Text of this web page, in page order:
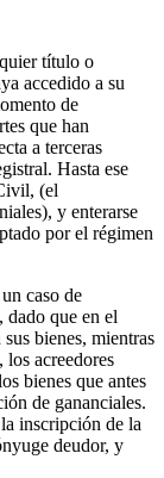
título o
accedido a su
de
que han
a terceras
Hasta ese
(el
y enterarse
por el régimen
caso de
dado que en el
bienes, mientras
los acreedores
bienes que antes
de gananciales.
inscripción de la
deudor, y